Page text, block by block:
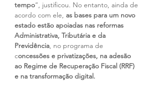
tempo”, justificou. No entanto, ainda de
acordo com ele, as bases para um novo
estado estão apoiadas nas reformas
Administrativa, Tributária e da
Previdência, no programa de
concessões e privatizações, na adesão
ao Regime de Recuperação Fiscal (RRF)
e na transformação digital.